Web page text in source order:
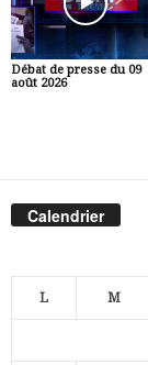
Débat de presse du 09
août 2026
Calendrier
L M